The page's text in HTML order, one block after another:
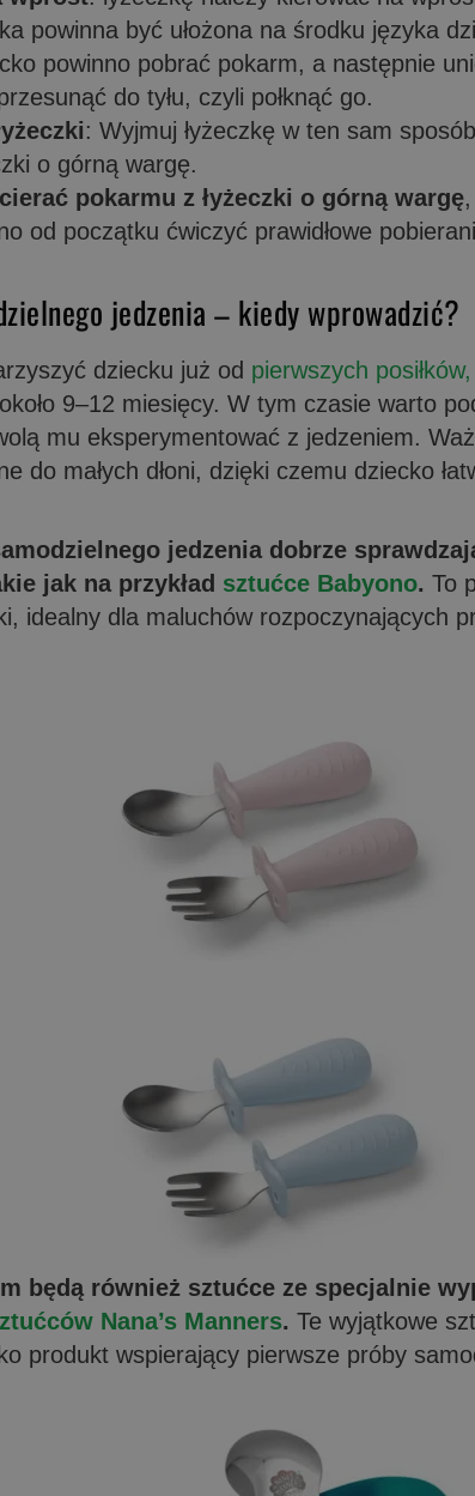
powinna być ułożona na środku języka
powinno pobrać pokarm, a następnie
do tyłu, czyli połknąć go.
: Wyjmuj łyżeczkę w ten sam
o górną wargę.
pokarmu z łyżeczki o górną wargę
od początku ćwiczyć prawidłowe
jedzenia – kiedy wprowadzić?
dziecku już od pierwszych posiłków,
9–12 miesięcy. W tym czasie warto
mu eksperymentować z jedzeniem.
do małych dłoni, dzięki czemu dziecko
jedzenia dobrze
jak na przykład sztućce Babyono. To
idealny dla maluchów rozpoczynających
będą również sztućce ze specjalnie
Nana’s Manners. Te wyjątkowe
produkt wspierający pierwsze próby